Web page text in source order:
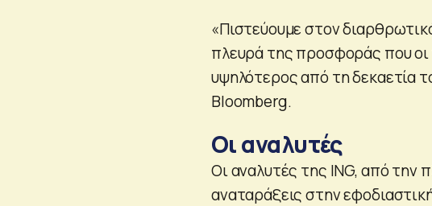
«Πιστεύουμε στον
πλευρά της προσφοράς που οι
υψηλότερος από τη δεκαετία
Bloomberg.
Οι αναλυτές
Οι αναλυτές της ING, από την
αναταράξεις στην